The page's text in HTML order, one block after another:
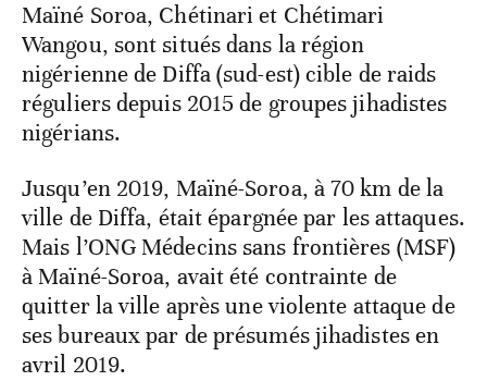
Maïné Soroa, Chétinari et Chétimari
Wangou, sont situés dans la région
nigérienne de Diffa (sud-est) cible de raids
réguliers depuis 2015 de groupes jihadistes
nigérians.
Jusqu’en 2019, Maïné-Soroa, à 70 km de la
ville de Diffa, était épargnée par les attaques.
Mais l’ONG Médecins sans frontières (MSF)
à Maïné-Soroa, avait été contrainte de
quitter la ville après une violente attaque de
ses bureaux par de présumés jihadistes en
avril 2019.